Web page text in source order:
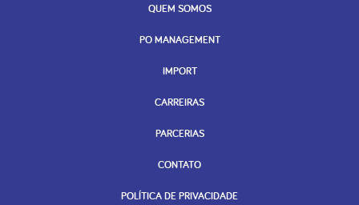
QUEM SOMOS
PO MANAGEMENT
IMPORT
CARREIRAS
PARCERIAS
CONTATO
POLÍTICA DE PRIVACIDADE